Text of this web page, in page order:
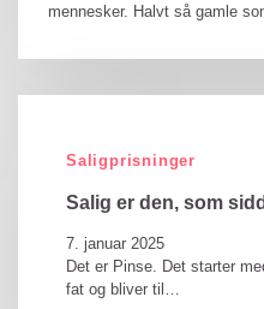
mennesker. Halvt så gamle
Saligprisninger
Salig er den, som
7. januar 2025
Det er Pinse. Det starter
fat og bliver til…